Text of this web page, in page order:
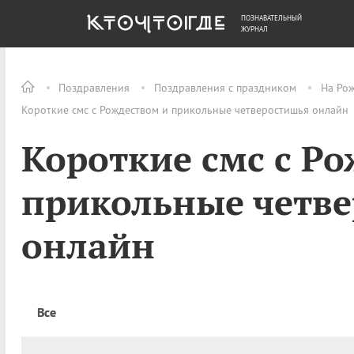
Поздравления Поздравления с праздником На
Короткие смс с Рождеством и прикольные четверостишья онлайн
Короткие смс с
прикольные
онлайн
Все
ОБЩЕСТВО ДЕНЬГИ
ПОЗНАВАТЕЛЬНЫЙ
ЖУРНАЛ